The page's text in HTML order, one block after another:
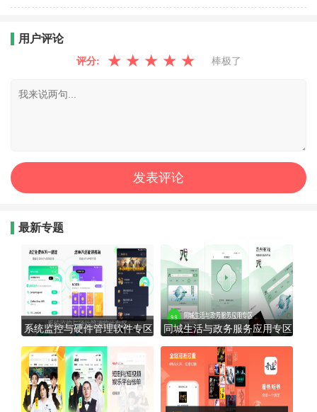
用户评论
评分: ★ ★ ★ ★ ★ 棒极了
最新专题
系统监控与硬件管理软件专区 同城生活与政务服务应用专区